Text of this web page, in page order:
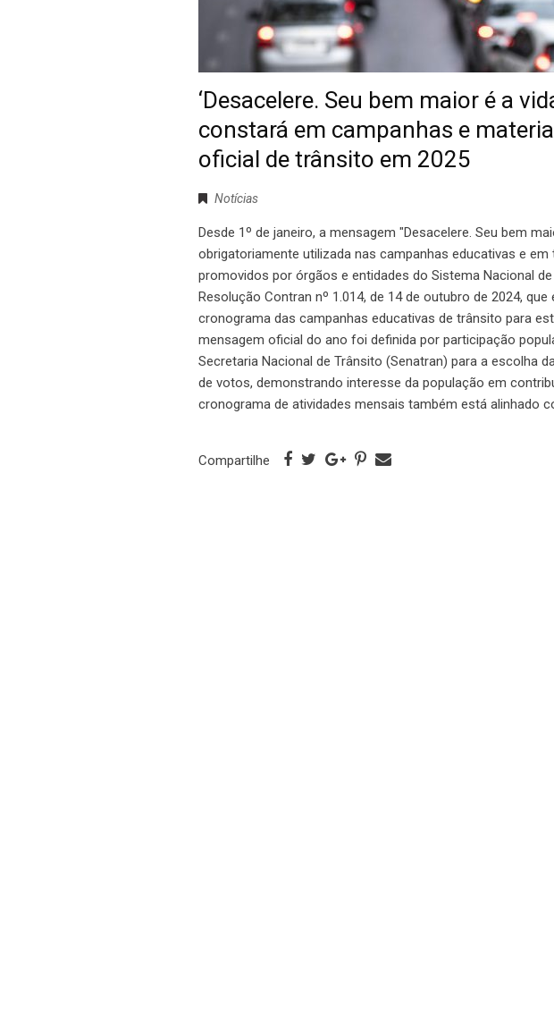
‘Desacelere. Seu bem maior é a
constará em campanhas e
oficial de trânsito em 2025
Notícias
Desde 1º de janeiro, a mensagem "Desacelere. Seu bem
obrigatoriamente utilizada nas campanhas educativas e
promovidos por órgãos e entidades do Sistema Nacional
Resolução Contran nº 1.014, de 14 de outubro de 2024,
cronograma das campanhas educativas de trânsito para
mensagem oficial do ano foi definida por participação
Secretaria Nacional de Trânsito (Senatran) para a escolha
de votos, demonstrando interesse da população em
cronograma de atividades mensais também está alinhado
Compartilhe